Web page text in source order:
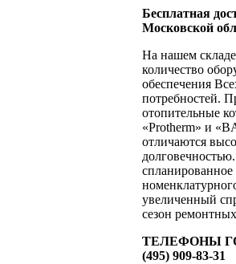
Бесплатная
Московской
На нашем
количество
обеспечения
потребностей.
отопительные
«Protherm» и
отличаются
увеличенный
сезон
ТЕЛЕФОНЫ
(495) 909-83-31